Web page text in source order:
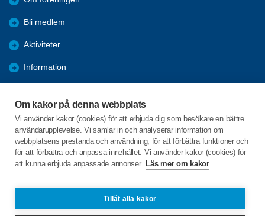
Om kakor på denna webbplats
Vi använder kakor (cookies) för att erbjuda dig som besökare en bättre
användarupplevelse. Vi samlar in och analyserar information om
webbplatsens prestanda och användning, för att förbättra funktioner och
för att förbättra och anpassa innehållet. Vi använder kakor (cookies) för
att kunna erbjuda anpassade annonser. Läs mer om kakor
Tillåt alla kakor
Bli medlem
Aktiviteter
Information
Bildgalleri
Förmåner
C/o:Marianne Videsson